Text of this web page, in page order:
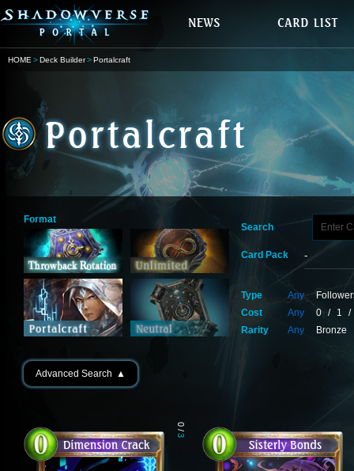
HOME Deck Builder Portalcraft
Format
Search
Card Pack
Type Any
Cost
Any 0 / 1
/
Rarity
Any Bronze
Advanced Search ▲
0
/
3